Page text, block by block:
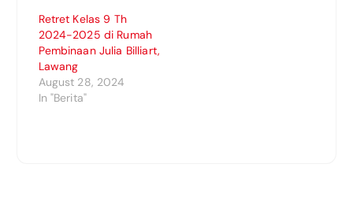
Retret Kelas 9 Th
2024-2025 di Rumah
Pembinaan Julia Billiart,
Lawang
August 28, 2024
In "Berita"